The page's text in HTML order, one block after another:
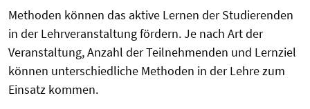
Methoden können das aktive Lernen der Studierenden
in der Lehrveranstaltung fördern. Je nach Art der
Veranstaltung, Anzahl der Teilnehmenden und Lernziel
können unterschiedliche Methoden in der Lehre zum
Einsatz kommen.